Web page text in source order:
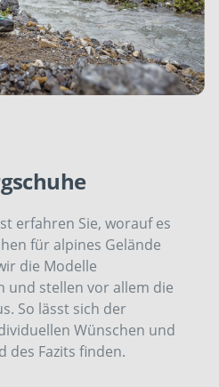
erfahren Sie, worauf es
für alpines Gelände
die Modelle
und stellen vor allem die
So lässt sich der
Wünschen und
des Fazits finden.